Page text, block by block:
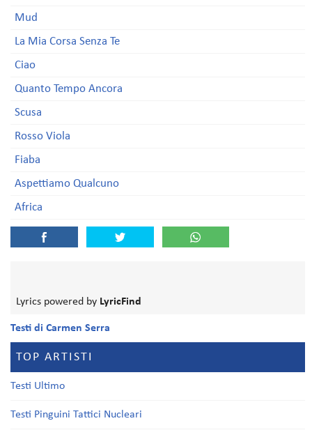
Mud
La Mia Corsa Senza Te
Ciao
Quanto Tempo Ancora
Scusa
Rosso Viola
Fiaba
Aspettiamo Qualcuno
Africa
Lyrics powered by LyricFind
Testi di Carmen Serra
TOP ARTISTI
Testi Ultimo
Testi Pinguini Tattici Nucleari